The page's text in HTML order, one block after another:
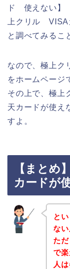
ド 使えない】
上クリル
と調べてみるこ
なので、極上ク
をホームページ
その上で、極上
天カードが使え
すよ。
【まとめ
カードが
と
な
た
で
人